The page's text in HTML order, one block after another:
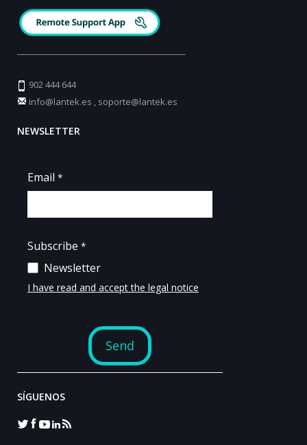
902 444 644
info@lantek.es , soporte@lantek.es
NEWSLETTER
SÍGUENOS